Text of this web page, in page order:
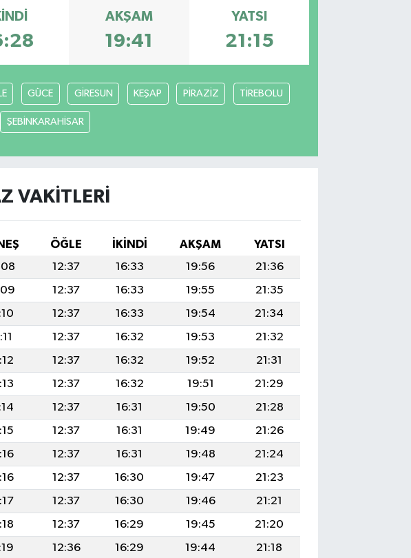
AKŞAM
19:41
YATSI
21:15
GÜCE GİRESUN KEŞAP PİRAZİZ TİREBOLU
ŞEBİNKARAHİSAR
VAKITLERI
ÖĞLE İKINDI AKŞAM
YATSI
12:37 16:33 19:56
21:36
12:37 16:33 19:55
21:35
12:37 16:33 19:54
21:34
12:37 16:32 19:53
21:32
12:37 16:32 19:52
21:31
12:37 16:32 19:51
21:29
12:37 16:31 19:50
21:28
12:37 16:31 19:49
21:26
12:37 16:31 19:48
21:24
12:37 16:30 19:47
21:23
12:37 16:30 19:46
21:21
12:37 16:29 19:45
21:20
12:36 16:29 19:44
21:18